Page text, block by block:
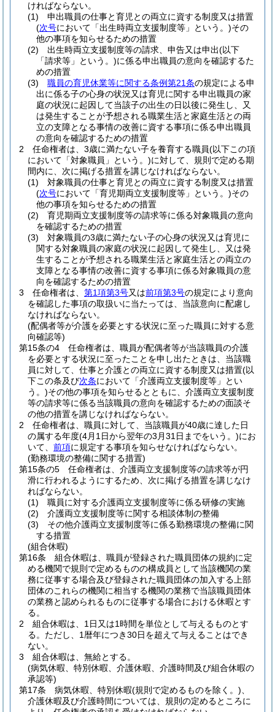
ければならない。
(1)
申出職員の仕事と育児との両立に資する制度又は措置
(次号において「出生時両立支援制度等」という。)その
他の事項を知らせるための措置
(2)
出生時両立支援制度等の請求、申告又は申出(以下
「請求等」という。)に係る申出職員の意向を確認するた
めの措置
(3)
職員の育児休業等に関する条例第21条の規定による申
出に係る子の心身の状況又は育児に関する申出職員の家
庭の状況に起因して当該子の出生の日以後に発生し、又
は発生することが予想される職業生活と家庭生活との両
立の支障となる事情の改善に資する事項に係る申出職員
の意向を確認するための措置
2
任命権者は、3歳に満たない子を養育する職員(以下この項
において「対象職員」という。)に対して、規則で定める期
間内に、次に掲げる措置を講じなければならない。
(1)
対象職員の仕事と育児との両立に資する制度又は措置
(次号において「育児期両立支援制度等」という。)その
他の事項を知らせるための措置
(2)
育児期両立支援制度等の請求等に係る対象職員の意向
を確認するための措置
(3)
対象職員の3歳に満たない子の心身の状況又は育児に
関する対象職員の家庭の状況に起因して発生し、又は発
生することが予想される職業生活と家庭生活との両立の
支障となる事情の改善に資する事項に係る対象職員の意
向を確認するための措置
3
任命権者は、 第1項第3号又は前項第3号の規定により意向
を確認した事項の取扱いに当たっては、当該意向に配慮し
なければならない。
(配偶者等が介護を必要とする状況に至った職員に対する意
向確認等)
第15条の4
任命権者は、職員が配偶者等が当該職員の介護
を必要とする状況に至ったことを申し出たときは、当該職
員に対して、仕事と介護との両立に資する制度又は措置(以
下この条及び次条において「介護両立支援制度等」とい
う。)その他の事項を知らせるとともに、介護両立支援制度
等の請求等に係る当該職員の意向を確認するための面談そ
の他の措置を講じなければならない。
2
任命権者は、職員に対して、当該職員が40歳に達した日
の属する年度(4月1日から翌年の3月31日までをいう。)にお
いて、 前項に規定する事項を知らせなければならない。
(勤務環境の整備に関する措置)
第15条の5
任命権者は、介護両立支援制度等の請求等が円
滑に行われるようにするため、次に掲げる措置を講じなけ
ればならない。
(1)
職員に対する介護両立支援制度等に係る研修の実施
(2)
介護両立支援制度等に関する相談体制の整備
(3)
その他介護両立支援制度等に係る勤務環境の整備に関
する措置
(組合休暇)
第16条
組合休暇は、職員が登録された職員団体の規約に定
める機関で規則で定めるものの構成員として当該機関の業
務に従事する場合及び登録された職員団体の加入する上部
団体のこれらの機関に相当する機関の業務で当該職員団体
の業務と認められるものに従事する場合における休暇とす
る。
2
組合休暇は、1日又は1時間を単位として与えるものとす
る。 ただし、1暦年につき30日を超えて与えることはでき
ない。
3
組合休暇は、無給とする。
(病気休暇、特別休暇、介護休暇、介護時間及び組合休暇の
承認等)
第17条
病気休暇、特別休暇(規則で定めるものを除く。)
介護休暇及び介護時間については、規則の定めるところに